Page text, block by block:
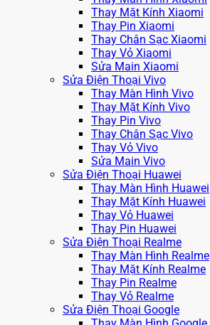
Thay Mặt Kính Xiaomi
Thay Pin Xiaomi
Thay Chân Sạc Xiaomi
Thay Vỏ Xiaomi
Sửa Main Xiaomi
Sửa Điện Thoại Vivo
Thay Màn Hình Vivo
Thay Mặt Kính Vivo
Thay Pin Vivo
Thay Chân Sạc Vivo
Thay Vỏ Vivo
Sửa Main Vivo
Sửa Điện Thoại Huawei
Thay Màn Hình Huawei
Thay Mặt Kính Huawei
Thay Vỏ Huawei
Thay Pin Huawei
Sửa Điện Thoại Realme
Thay Màn Hình Realme
Thay Mặt Kính Realme
Thay Pin Realme
Thay Vỏ Realme
Sửa Điện Thoại Google